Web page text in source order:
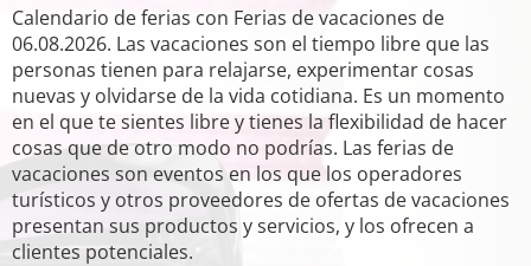
Calendario de ferias con Ferias de vacaciones de
06.08.2026. Las vacaciones son el tiempo libre que las
personas tienen para relajarse, experimentar cosas
nuevas y olvidarse de la vida cotidiana. Es un momento
en el que te sientes libre y tienes la flexibilidad de hacer
cosas que de otro modo no podrías. Las ferias de
vacaciones son eventos en los que los operadores
turísticos y otros proveedores de ofertas de vacaciones
presentan sus productos y servicios, y los ofrecen a
clientes potenciales.